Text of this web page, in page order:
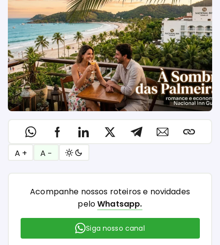
A + A −
Acompanhe nossos roteiros e novidades
peloWhatsapp.
Siga nosso canal